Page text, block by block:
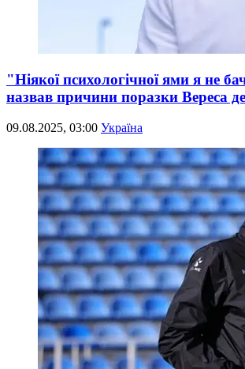
"Ніякої психологічної ями я не
назвав причини поразки Вереса
09.08.2025, 03:00 Україна